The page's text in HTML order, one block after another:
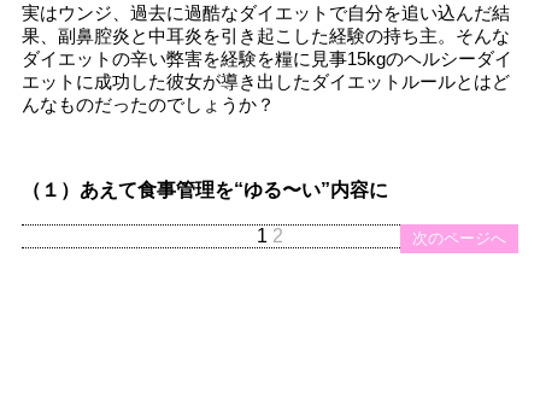
実はウンジ、過去に過酷なダイエットで自分を追い込んだ結
果、副鼻腔炎と中耳炎を引き起こした経験の持ち主。そんな
ダイエットの辛い弊害を経験を糧に見事15kgのヘルシーダイ
エットに成功した彼女が導き出したダイエットルールとはど
んなものだったのでしょうか？
（１）あえて食事管理を“ゆる〜い”内容に
次のページへ
1 2